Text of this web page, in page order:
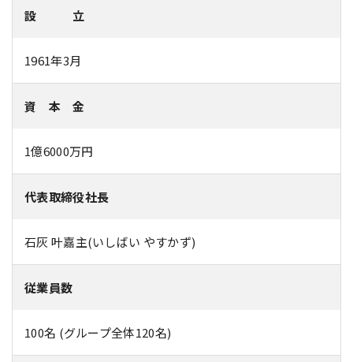
設 立
1961年3月
資 本 金
1億6000万円
代表取締役社長
石灰 叶嘉主(いしばい やすかず)
従業員数
100名 (グループ全体120名)